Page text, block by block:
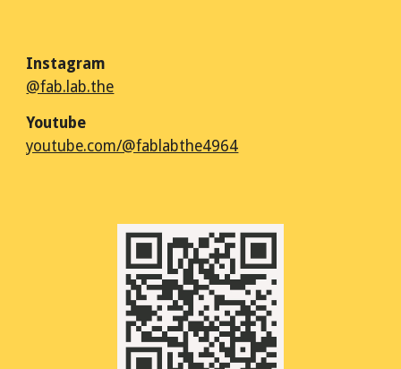
Instagram
@fab.lab.the
Youtube
youtube.com/@fablabthe4964